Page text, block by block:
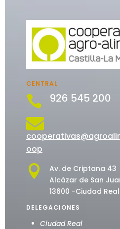
CENTRAL
 926 545 200

oop

Av. de Criptana 43
Alcázar de San
13600 -Ciudad Real
DELEGACIONES
Ciudad Real